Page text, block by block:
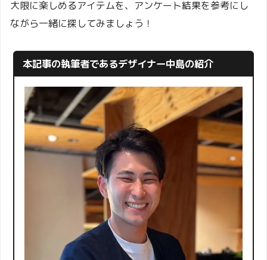
大限に楽しめるアイテムを、アンケート結果を参考にし
ながら一緒に探してみましょう！
本記事の執筆者であるデザイナー中島の紹介